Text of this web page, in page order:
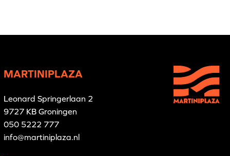
MARTINIPLAZA
Leonard Springerlaan 2
9727 KB Groningen
050 5222 777
info@martiniplaza.nl